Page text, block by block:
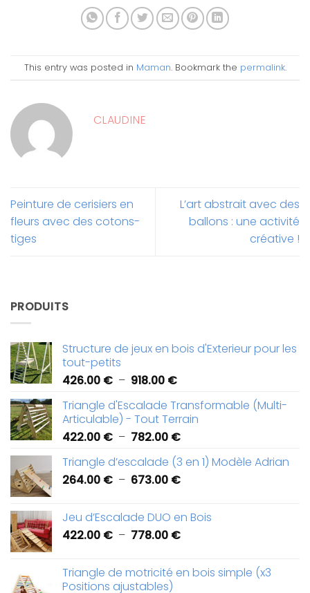
This entry was posted in Maman. Bookmark the permalink.
CLAUDINE
Peinture de cerisiers en
fleurs avec des cotons-
tiges
L’art abstrait avec des
ballons : une activité
créative !
PRODUITS
Structure de jeux en bois d'Exterieur pour les
tout-petits
426.00 € – 918.00 €Plage
prix :
426.00 €
à
918.00 €
Triangle d'Escalade Transformable (Multi-
Articulable) - Tout Terrain
422.00 € – 782.00 €Plage
prix :
422.00 €
782.00 €
Triangle d’escalade (3 en 1) Modèle Adrian
264.00 € – 673.00 €Plage
264.00 €
à
Jeu d’Escalade DUO en Bois
422.00 € – 778.00 €Plage
422.00 €
Triangle de motricité en bois simple (x3
Positions ajustables)